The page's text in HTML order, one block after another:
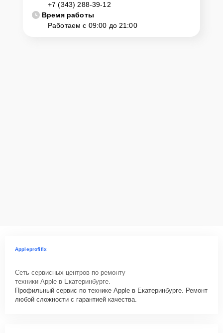
+7 (343) 288-39-12
Время работы
Работаем с 09:00 до 21:00
Appleprofifix
Сеть сервисных центров по ремонту
техники Apple в Екатеринбурге.
Профильный сервис по технике Apple в Екатеринбурге. Ремонт
любой сложности с гарантией качества.